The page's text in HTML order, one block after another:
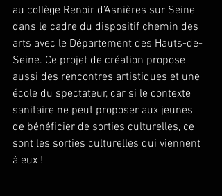
au collège Renoir d’Asnières sur Seine
dans le cadre du dispositif chemin des
arts avec le Département des Hauts-de-
Seine. Ce projet de création propose
aussi des rencontres artistiques et une
école du spectateur, car si le contexte
sanitaire ne peut proposer aux jeunes
de bénéficier de sorties culturelles, ce
sont les sorties culturelles qui viennent
à eux !